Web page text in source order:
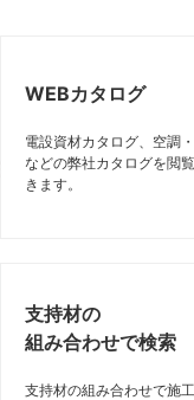
WEBカタログ
電設資材カタログ、空調
などの弊社カタログを閲
きます。
支持材の
組み合わせで検索
支持材の組み合わせで施